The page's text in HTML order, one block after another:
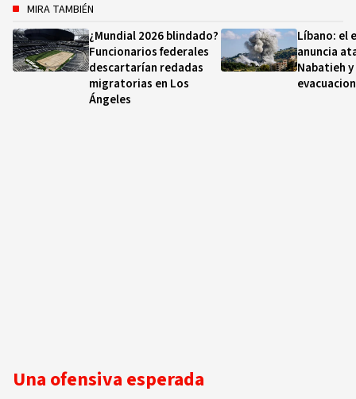
MIRA TAMBIÉN
¿Mundial 2026 blindado?
Funcionarios federales
descartarían redadas
migratorias en Los
Ángeles
Líbano: el
anuncia
Nabatieh
Una ofensiva esperada